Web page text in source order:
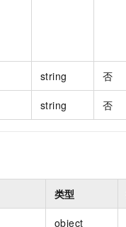
string 否
string 否
类型
object